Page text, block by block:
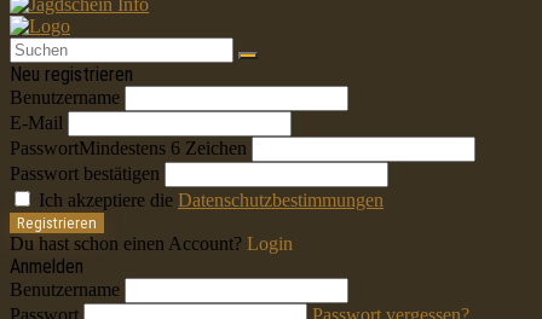
Neu registrieren
Benutzername
E-Mail
PasswortMindestens 6 Zeichen
Passwort bestätigen
Ich akzeptiere die Datenschutzbestimmungen
Registrieren
Du hast schon einen Account? Login
Anmelden
Benutzername
Passwort
Passwort vergessen?